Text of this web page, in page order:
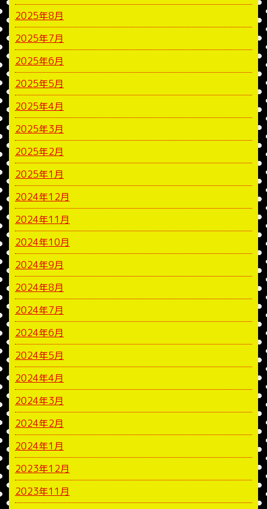
2025年8月
2025年7月
2025年6月
2025年5月
2025年4月
2025年3月
2025年2月
2025年1月
2024年12月
2024年11月
2024年10月
2024年9月
2024年8月
2024年7月
2024年6月
2024年5月
2024年4月
2024年3月
2024年2月
2024年1月
2023年12月
2023年11月